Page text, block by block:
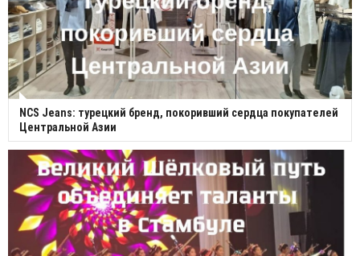
NCS Jeans: турецкий бренд, покоривший сердца покупателей
Центральной Азии